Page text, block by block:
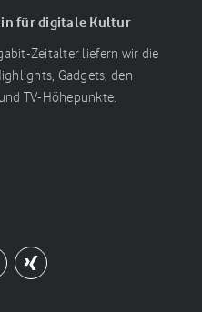
für digitale Kultur
Zeitalter liefern wir die
Gadgets, den
TV-Höhepunkte.